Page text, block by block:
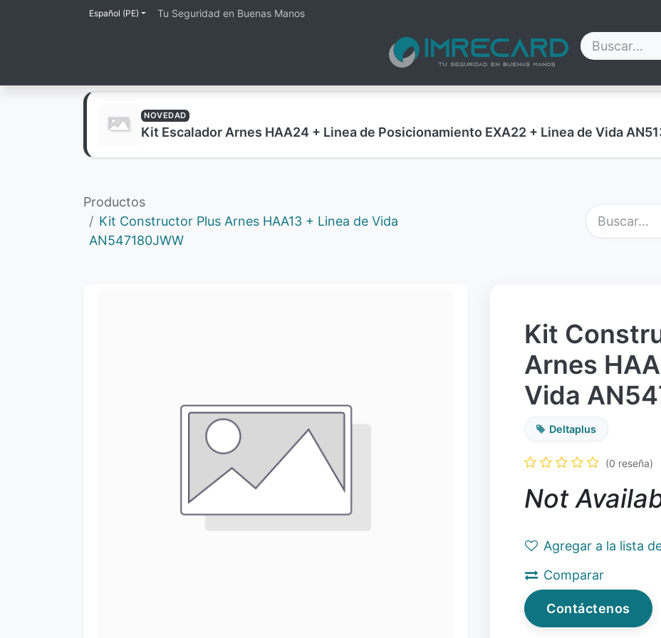
Español (PE) Tu Seguridad en Buenas Manos
Contáctenos Blog Nosotros Ayuda
NOVEDAD
Kit Escalador Arnes HAA24 + Linea de Posicionamiento EXA22 + Linea de Vida
Productos
Kit Constructor Plus Arnes HAA13 + Linea de Vida
AN547180JWW
Kit
Arnes
Vida
Deltaplus
(0 reseña)
Not
Agregar a la lista
Comparar
Contáctenos